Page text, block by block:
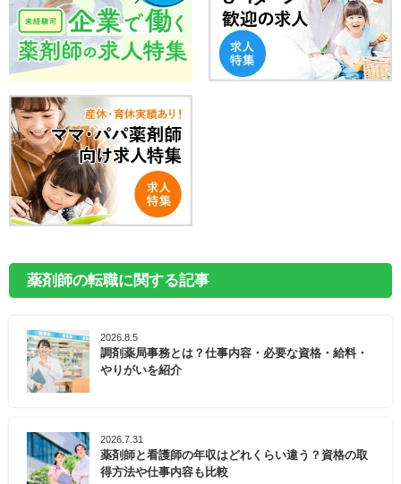
薬剤師の転職に関する記事
2026.8.5
調剤薬局事務とは？仕事内容・必要な資格・給料・
やりがいを紹介
2026.7.31
薬剤師と看護師の年収はどれくらい違う？資格の取
得方法や仕事内容も比較